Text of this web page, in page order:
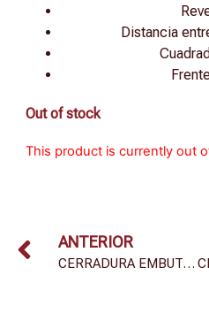
Distancia
Out of stock
This product is currently out
ANTERIOR
CERRADURA EMBUTIR MOD. 130